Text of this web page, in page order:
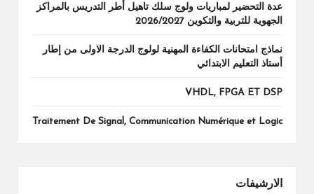
عدة التحضير لمباريات ولوج سلك تاهيل أطر التدريس بالمراكز
الجهوية للتربية والتكوين 2026/2027
نماذج امتحانات الكفاءة المهنية لولوج الدرجة الاولى من إطار
أستاذ التعليم الابتدائي
VHDL, FPGA ET DSP
Traitement De Signal, Communication Numérique et Logic
الارشيفات